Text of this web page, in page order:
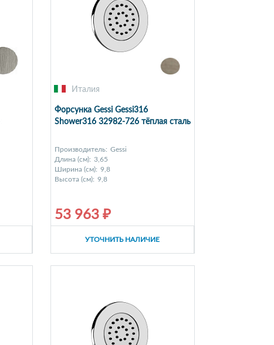
Италия
Форсунка Gessi Gessi316
Shower316 32982-726 тёплая сталь
Производитель: Gessi
Длина (см): 3,65
Ширина (см): 9,8
Высота (см): 9,8
53 963 ₽
УТОЧНИТЬ НАЛИЧИЕ